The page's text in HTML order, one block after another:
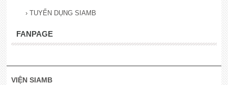
› TUYỂN DỤNG SIAMB
FANPAGE
VIỆN SIAMB